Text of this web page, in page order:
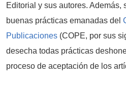
Editorial y sus autores. Además,
buenas prácticas emanadas del
Publicaciones (COPE, por sus
desecha todas prácticas
proceso de aceptación de los